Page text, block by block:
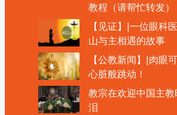
教程（请帮忙转发）
【见证】|一位眼科
山与主相遇的故事
【公教新闻】|肉眼
心脏般跳动！
教宗在欢迎中国主
泪